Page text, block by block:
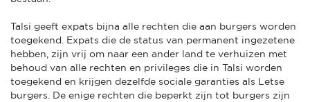
Talsi geeft expats bijna alle rechten die aan burgers worden
toegekend. Expats die de status van permanent ingezetene
hebben, zijn vrij om naar een ander land te verhuizen met
behoud van alle rechten en privileges die in Talsi worden
toegekend en krijgen dezelfde sociale garanties als Letse
burgers. De enige rechten die beperkt zijn tot burgers zijn